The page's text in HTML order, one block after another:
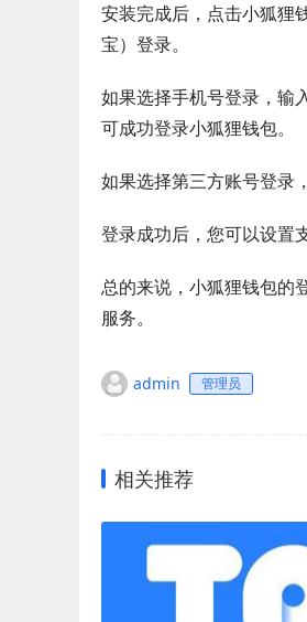
安装完成后，点击小狐狸
宝）登录。
如果选择手机号登录，输
可成功登录小狐狸钱包。
如果选择第三方账号登录
登录成功后，您可以设置
总的来说，小狐狸钱包的
服务。
admin 管理员
相关推荐